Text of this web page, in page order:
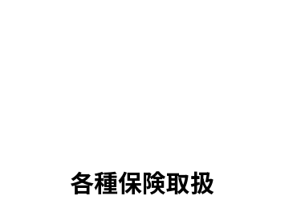
各種保険取扱